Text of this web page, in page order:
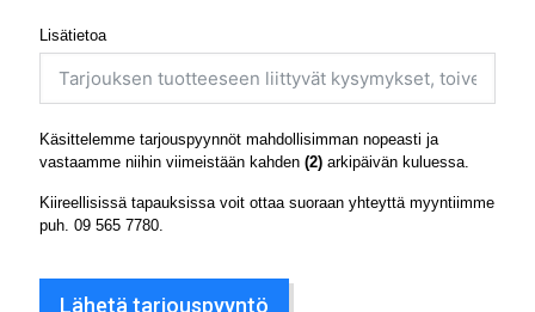
Lisätietoa
Käsittelemme tarjouspyynnöt mahdollisimman nopeasti ja
vastaamme niihin viimeistään kahden (2) arkipäivän kuluessa.
Kiireellisissä tapauksissa voit ottaa suoraan yhteyttä myyntiimme
puh. 09 565 7780
Lähetä tarjouspyyntö